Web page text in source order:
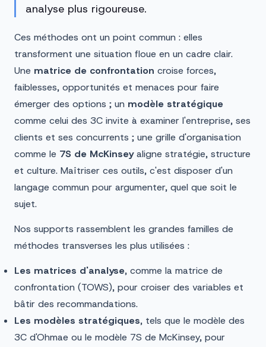
analyse plus rigoureuse.
Ces méthodes ont un point commun : elles
transforment une situation floue en un cadre clair.
Une matrice de confrontation croise forces,
faiblesses, opportunités et menaces pour faire
émerger des options ; un modèle stratégique
comme celui des 3C invite à examiner l'entreprise, ses
clients et ses concurrents ; une grille d'organisation
comme le 7S de McKinseyaligne stratégie, structure
et culture. Maîtriser ces outils, c'est disposer d'un
langage commun pour argumenter, quel que soit le
sujet.
Nos supports rassemblent les grandes familles de
méthodes transverses les plus utilisées :
Les matrices d'analyse, comme la matrice de
confrontation (TOWS), pour croiser des variables et
bâtir des recommandations.
Les modèles stratégiques, tels que le modèle des
3C d'Ohmae ou le modèle 7S de McKinsey, pour